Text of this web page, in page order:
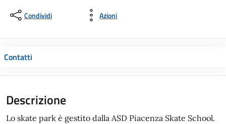
Condividi Azioni
Contatti
Descrizione
Lo skate park è gestito dalla ASD Piacenza Skate School.